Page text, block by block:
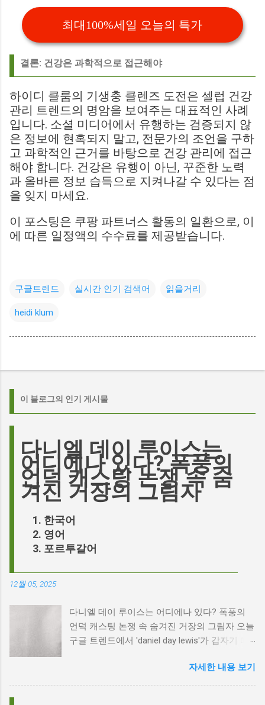
최대100%세일 오늘의 특가
결론: 건강은 과학적으로 접근해야
하이디 클룸의 기생충 클렌즈 도전은 셀럽 건강
관리 트렌드의 명암을 보여주는 대표적인 사례
입니다. 소셜 미디어에서 유행하는 검증되지 않
은 정보에 현혹되지 말고, 전문가의 조언을 구하
고 과학적인 근거를 바탕으로 건강 관리에 접근
해야 합니다. 건강은 유행이 아닌, 꾸준한 노력
과 올바른 정보 습득으로 지켜나갈 수 있다는 점
을 잊지 마세요.
이 포스팅은 쿠팡 파트너스 활동의 일환으로, 이
에 따른 일정액의 수수료를 제공받습니다.
구글트렌드 실시간 인기 검색어 읽을거리
heidi klum
이 블로그의 인기 게시물
다니엘 데이 루이스는
어디에나 있다? 폭풍의
언덕 캐스팅 논쟁 속 숨
겨진 거장의 그림자
한국어
영어
포르투갈어
12월 05, 2025
다니엘 데이 루이스는 어디에나 있다? 폭풍의
언덕 캐스팅 논쟁 속 숨겨진 거장의 그림자 오늘
구글 트렌드에서 'daniel day lewis'가 갑자기 떠
이름이 왜 다시 사람들의 입에 오르내리는 걸까
요? 표면적으로는 마고 로비가 제작하고 주연을
자세한 내용 보기